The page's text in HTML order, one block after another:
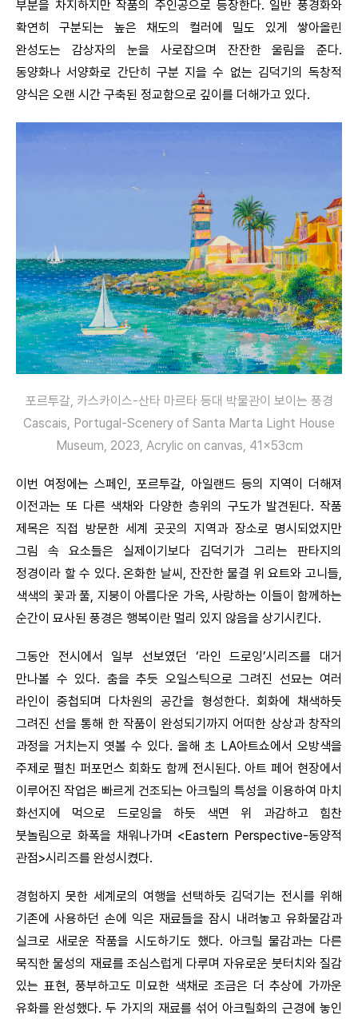
부분을 차지하지만 작품의 주인공으로 등장한다. 일반 풍경화와
확연히 구분되는 높은 채도의 컬러에 밀도 있게 쌓아올린
완성도는 감상자의 눈을 사로잡으며 잔잔한 울림을 준다.
동양화나 서양화로 간단히 구분 지을 수 없는 김덕기의 독창적
양식은 오랜 시간 구축된 정교함으로 깊이를 더해가고 있다.
포르투갈, 카스카이스-산타 마르타 등대 박물관이 보이는 풍경
Cascais, Portugal-Scenery of Santa Marta Light House
Museum, 2023, Acrylic on canvas, 41x53cm
이번 여정에는 스페인, 포르투갈, 아일랜드 등의 지역이 더해져
이전과는 또 다른 색채와 다양한 층위의 구도가 발견된다. 작품
제목은 직접 방문한 세계 곳곳의 지역과 장소로 명시되었지만
그림 속 요소들은 실제이기보다 김덕기가 그리는 판타지의
정경이라 할 수 있다. 온화한 날씨, 잔잔한 물결 위 요트와 고니들,
색색의 꽃과 풀, 지붕이 아름다운 가옥, 사랑하는 이들이 함께하는
순간이 묘사된 풍경은 행복이란 멀리 있지 않음을 상기시킨다.
그동안 전시에서 일부 선보였던 ‘라인 드로잉’시리즈를 대거
만나볼 수 있다. 춤을 추듯 오일스틱으로 그려진 선묘는 여러
라인이 중첩되며 다차원의 공간을 형성한다. 회화에 채색하듯
그려진 선을 통해 한 작품이 완성되기까지 어떠한 상상과 창작의
과정을 거치는지 엿볼 수 있다. 올해 초 LA아트쇼에서 오방색을
주제로 펼친 퍼포먼스 회화도 함께 전시된다. 아트 페어 현장에서
이루어진 작업은 빠르게 건조되는 아크릴의 특성을 이용하여 마치
화선지에 먹으로 드로잉을 하듯 색면 위 과감하고 힘찬
붓놀림으로 화폭을 채워나가며 <Eastern Perspective-동양적
관점>시리즈를 완성시켰다.
경험하지 못한 세계로의 여행을 선택하듯 김덕기는 전시를 위해
기존에 사용하던 손에 익은 재료들을 잠시 내려놓고 유화물감과
실크로 새로운 작품을 시도하기도 했다. 아크릴 물감과는 다른
묵직한 물성의 재료를 조심스럽게 다루며 자유로운 붓터치와 질감
있는 표현, 풍부하고도 미묘한 색채로 조금은 더 추상에 가까운
유화를 완성했다. 두 가지의 재료를 섞어 아크릴화의 근경에 놓인